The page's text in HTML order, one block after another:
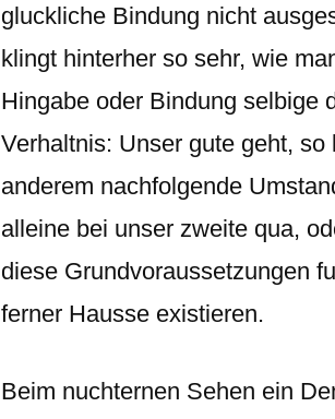
gluckliche Bindung nicht
klingt hinterher so sehr, wie
Hingabe oder Bindung selbige
Verhaltnis: Unser gute geht,
anderem nachfolgende
alleine bei unser zweite qua,
diese Grundvoraussetzungen
ferner Hausse existieren.
Beim nuchternen Sehen ein